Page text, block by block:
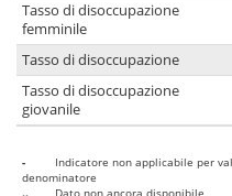
Tasso di disoccupazione
femminile
Tasso di disoccupazione
Tasso di disoccupazione
giovanile
-
Indicatore non applicabile per
denominatore